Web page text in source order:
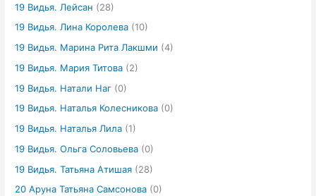
19 Видья. Лейсан (28)
19 Видья. Лина Королева (10)
19 Видья. Марина Рита Лакшми (4)
19 Видья. Мария Титова (2)
19 Видья. Натали Наг (0)
19 Видья. Наталья Колесникова (0)
19 Видья. Наталья Лила (1)
19 Видья. Ольга Соловьева (0)
19 Видья. Татьяна Атишая (28)
20 Аруна Татьяна Самсонова (0)